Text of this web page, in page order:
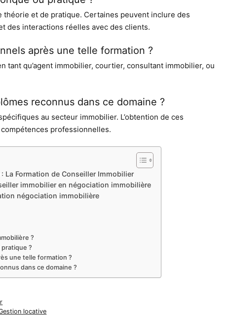
et de pratique. Certaines peuvent inclure des
des interactions réelles avec des clients.
après une telle formation ?
tant qu’agent immobilier, courtier, consultant immobilier, ou
reconnus dans ce domaine ?
au secteur immobilier. L’obtention de ces
professionnelles.
La Formation de Conseiller Immobilier
immobilier en négociation immobilière
négociation immobilière
?
?
une telle formation ?
dans ce domaine ?
locative